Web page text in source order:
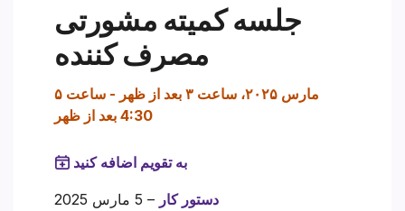
جلسه کمیته مشورتی
مصرف کننده
۵ مارس ۲۰۲۵، ساعت ۳ بعد از ظهر - ساعت
4:30 بعد از ظهر
به تقویم اضافه کنید
دستور کار – 5 مارس 2025